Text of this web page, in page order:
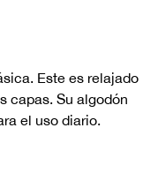
Este es relajado
capas. Su algodón
el uso diario.